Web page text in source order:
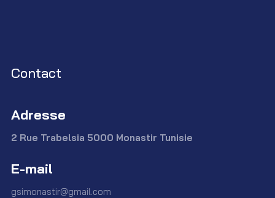
Contact
Adresse
2 Rue Trabelsia 5000 Monastir Tunisie
E-mail
gsimonastir@gmail.com